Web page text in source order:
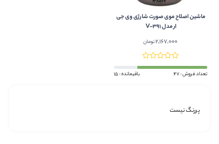
ماشین اصلاح موی صورت شارژی وی جی
ار مدل V-391
2,167,000تومان
تعداد فروش : 47 باقیمانده : 15
پررنگ نیست